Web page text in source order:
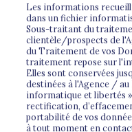
Les informations
dans un fichier
Sous-traitant du
clientèle/prospects de
du Traitement de vos
traitement repose sur
Elles sont conservées
destinées à l'Agence / au
informatique et libertés
rectification,
portabilité de vos
à tout moment en